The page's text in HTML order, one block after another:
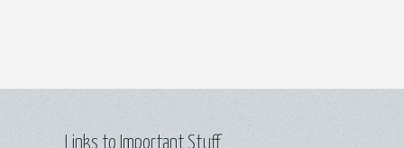
Links to Important Stuff